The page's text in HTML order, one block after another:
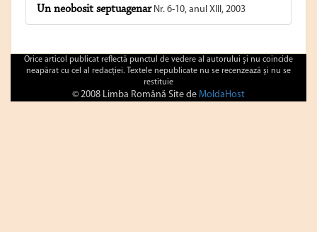
Un neobosit septuagenarNr. 6-10, anul XIII, 2003
Orice articol publicat reflectă punctul de vedere al autorului şi nu coincide
neapărat cu cel al redacţiei. Textele nepublicate nu se recenzează şi nu se
restituie
© 2008 Limba Română Site de MoldaHost